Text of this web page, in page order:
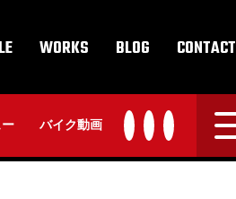
WORKS BLOG CONTACT
バイク動画